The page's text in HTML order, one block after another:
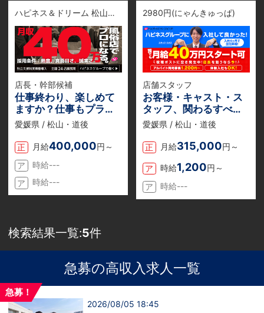
ハピネス＆ドリーム 松山道後温泉
店長・幹部候補
仕事終わり、楽しめて
ますか？仕事もプライ
ベートも充実！フーゾ
ジは捨ててOK！
愛媛県 / 松山・道後
正 月給400,000円～
ア
時給---
ア
時給---
2980円(にゃんきゅっぱ)
店舗スタッフ
お客様・キャスト・ス
タッフ、関わるすべて
の人が「よかった」と
織。
愛媛県 / 松山・道後
正 月給315,000円～
ア 時給1,200円～
ア
時給---
検索結果一覧:5件
急募の高収入求人一覧
急募！
2026/08/05 18:45